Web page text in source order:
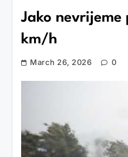
Jako
km/h
March 26, 2026 0